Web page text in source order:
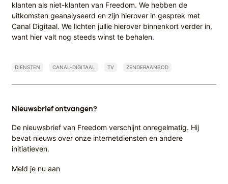
klanten als niet-klanten van Freedom. We hebben de
uitkomsten geanalyseerd en zijn hierover in gesprek met
Canal Digitaal. We lichten jullie hierover binnenkort verder in,
want hier valt nog steeds winst te behalen.
DIENSTEN CANAL-DIGITAAL TV ZENDERAANBOD
Nieuwsbrief ontvangen?
De nieuwsbrief van Freedom verschijnt onregelmatig. Hij
bevat nieuws over onze internetdiensten en andere
initiatieven.
Meld je nu aan